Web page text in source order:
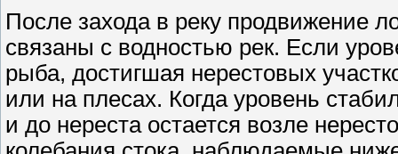
После захода в реку продвижение
связаны с водностью рек. Если
рыба, достигшая нерестовых
или на плесах. Когда уровень
и до нереста остается возле